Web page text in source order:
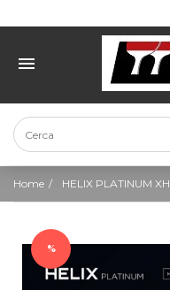
Home HELIX PLATINUM XH
%